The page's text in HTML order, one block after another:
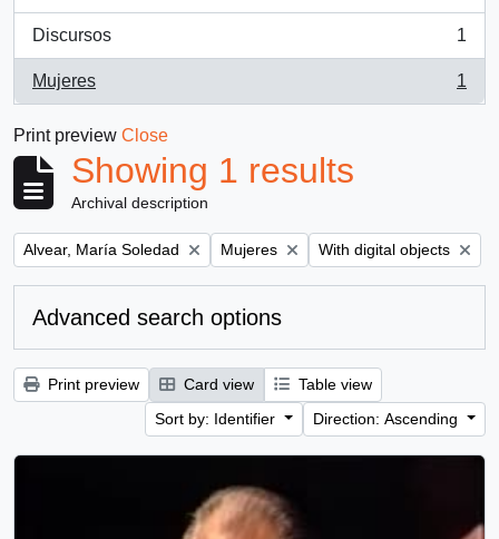
Discursos
, 1 results
1
Mujeres
, 1 results
1
Print preview Close
Showing 1 results
Archival description
Remove filter:
Alvear, María Soledad Remove filter:
Mujeres Remove filter:
With digital objects
Advanced search options
Print preview Card view
Table view
Sort by: Identifier
Direction: Ascending